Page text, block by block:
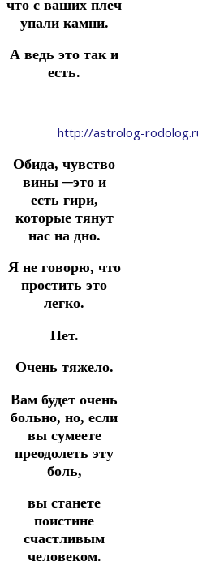
что с ваших плеч
упали камни.
А ведь это так и
есть.
http://astrolog-
Обида, чувство
вины ─это и
есть гири,
которые тянут
нас на дно.
Я не говорю, что
простить это
легко.
Нет.
Очень тяжело.
Вам будет очень
больно, но, если
вы сумеете
преодолеть эту
боль,
вы станете
поистине
счастливым
человеком.